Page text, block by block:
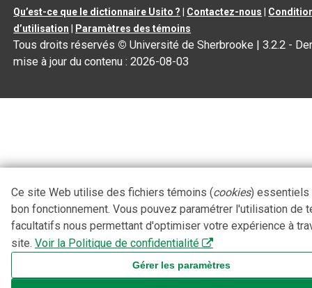
Qu’est-ce que le dictionnaire Usito ? Contactez-nous
d’utilisation
Paramètres des témoins
Tous droits réservés © Université de Sherbrooke |3.2.2 -
mise à jour du contenu :2026-08-03
Ce site Web utilise des fichiers témoins (cookies) essentiels
bon fonctionnement. Vous pouvez paramétrer l'utilisation de
facultatifs nous permettant d'optimiser votre expérience à
site. Voir la Politique de confidentialité
Gérer les paramètres